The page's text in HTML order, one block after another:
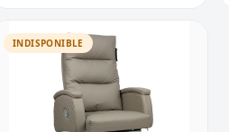
INDISPONIBLE